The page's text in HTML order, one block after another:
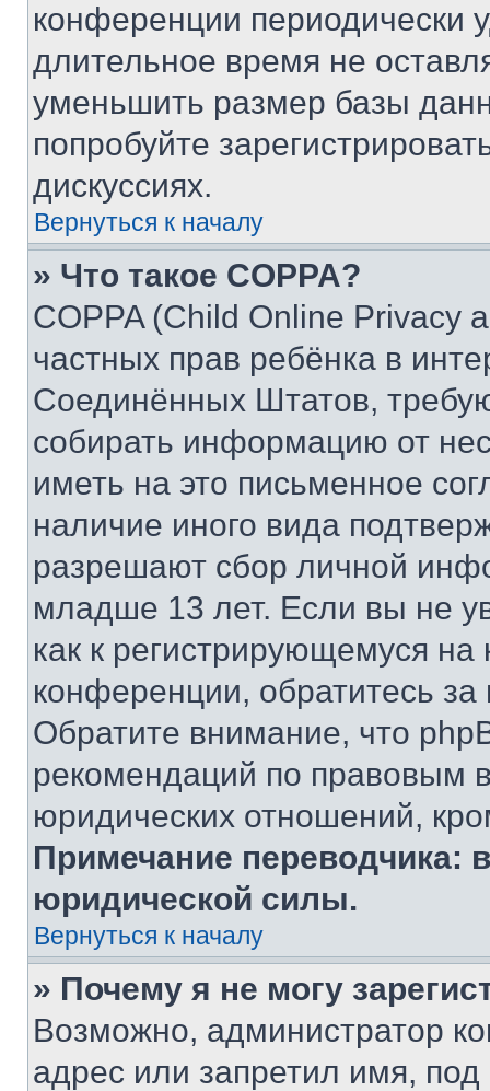
конференции периодически
длительное время не
уменьшить размер базы
попробуйте
дискуссиях.
Вернуться к началу
» Что такое COPPA?
COPPA (Child Online Privacy
частных прав ребёнка в
Соединённых Штатов,
собирать информацию от
иметь на это письменное
наличие иного вида
разрешают сбор личной
младше 13 лет. Если вы не
как к регистрирующемуся
конференции, обратитесь
Обратите внимание, что
рекомендаций по правовым
юридических отношений,
Примечание переводчика:
юридической силы.
Вернуться к началу
» Почему я не могу
Возможно, администратор
адрес или запретил имя,